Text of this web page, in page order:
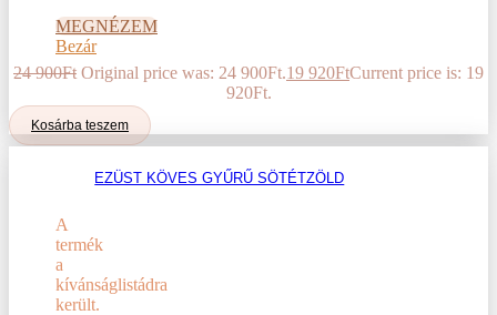
MEGNÉZEM
Bezár
24 900Ft Original price was: 24 900Ft.19 920FtCurrent price is: 19
920Ft.
Kosárba teszem
EZÜST KÖVES GYŰRŰ SÖTÉTZÖLD
A
termék
a
kívánságlistádra
került.